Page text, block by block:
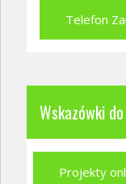
Telefon
Wskazówki
Projekty